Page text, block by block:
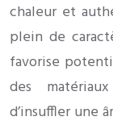
chaleur et
plein de
favorise
des
d’insuffler une